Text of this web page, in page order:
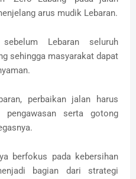
arus mudik Lebaran.
Lebaran seluruh
sehingga masyarakat dapat
perbaikan jalan harus
serta gotong
berfokus pada kebersihan
bagian dari strategi